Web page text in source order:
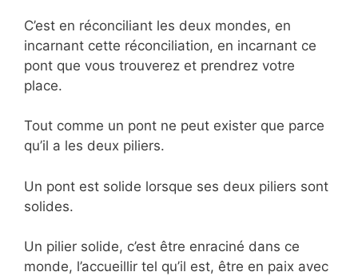
C’est en réconciliant les deux mondes, en
incarnant cette réconciliation, en incarnant ce
pont que vous trouverez et prendrez votre
place.
Tout comme un pont ne peut exister que parce
qu’il a les deux piliers.
Un pont est solide lorsque ses deux piliers sont
solides.
Un pilier solide, c’est être enraciné dans ce
monde, l’accueillir tel qu’il est, être en paix avec